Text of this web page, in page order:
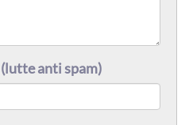
(lutte anti spam)